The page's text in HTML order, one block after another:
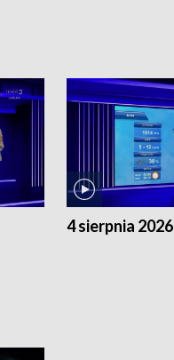
4 sierpnia 2026